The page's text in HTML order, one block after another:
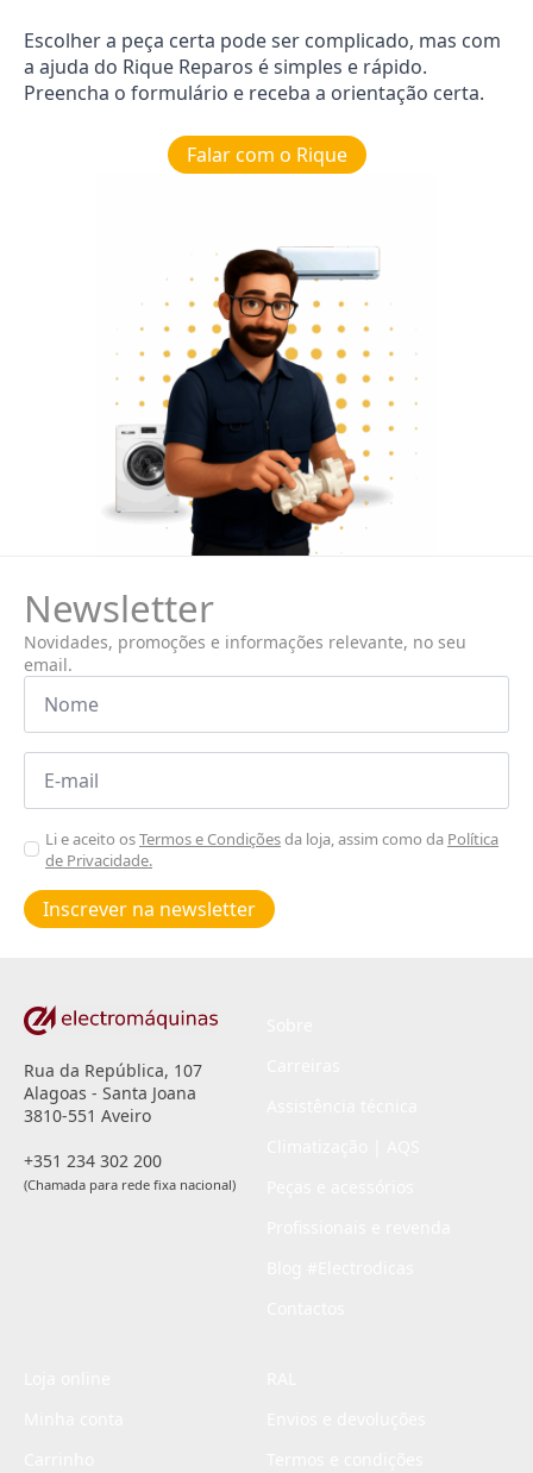
Escolher a peça certa pode ser complicado, mas com
a ajuda do Rique Reparos é simples e rápido.
Preencha o formulário e receba a orientação certa.
Falar com o Rique
Newsletter
Novidades, promoções e informações relevante, no seu
email.
Nome
Email
Aceitar
Poiticas
de
privacidade
Li e aceito osTermos e Condiçõesda loja, assim como da Política
de Privacidade.
Inscrever na newsletter
Rua da República, 107
Alagoas - Santa Joana
3810-551 Aveiro
+351 234 302 200
(Chamada para rede fixa nacional)